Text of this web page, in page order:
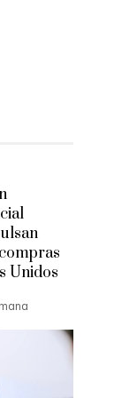
Unidos